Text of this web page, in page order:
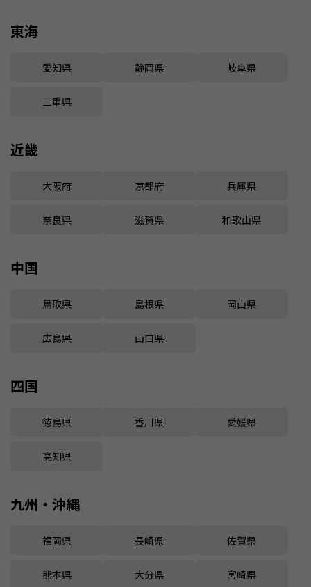
東海
愛知県 静岡県 岐阜県
三重県
近畿
大阪府 京都府 兵庫県
奈良県 滋賀県 和歌山県
中国
鳥取県 島根県 岡山県
広島県 山口県
四国
徳島県 香川県 愛媛県
高知県
九州・沖縄
福岡県 長崎県 佐賀県
熊本県 大分県 宮崎県